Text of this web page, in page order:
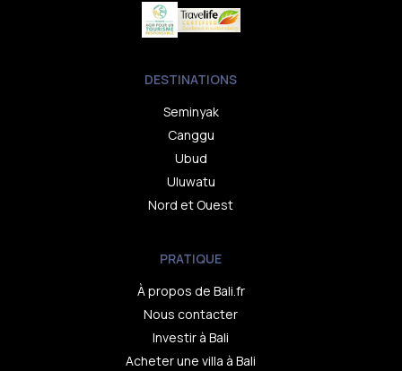
DESTINATIONS
Seminyak
Canggu
Ubud
Uluwatu
Nord et Ouest
PRATIQUE
À propos de Bali.fr
Nous contacter
Investir à Bali
Acheter une villa à Bali